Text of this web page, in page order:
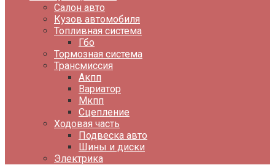
Салон авто
Кузов автомобиля
Топливная система
Гбо
Тормозная система
Трансмиссия
Акпп
Вариатор
Мкпп
Сцепление
Ходовая часть
Подвеска авто
Шины и диски
Электрика